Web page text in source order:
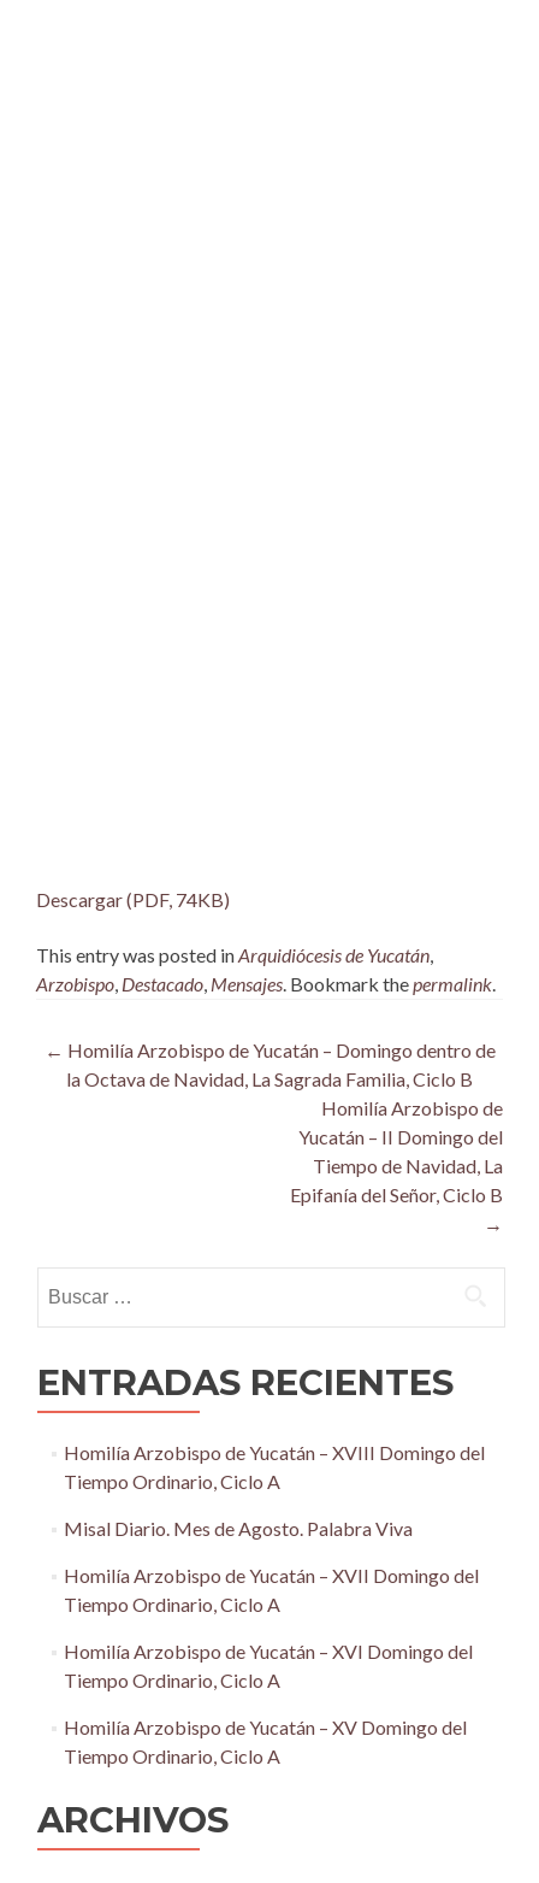
Descargar (PDF, 74KB)
This entry was posted inArquidiócesis de Yucatán
Arzobispo Destacado Mensajes . Bookmark the permalink
Post
navigation
← Homilía Arzobispo de Yucatán – Domingo dentro de
la Octava de Navidad, La Sagrada Familia, Ciclo B
Homilía Arzobispo de
Yucatán – II Domingo del
Tiempo de Navidad, La
Epifanía del Señor, Ciclo B
→
ENTRADAS RECIENTES
Homilía Arzobispo de Yucatán – XVIII Domingo del
Tiempo Ordinario, Ciclo A
Misal Diario. Mes de Agosto. Palabra Viva
Homilía Arzobispo de Yucatán – XVII Domingo del
Tiempo Ordinario, Ciclo A
Homilía Arzobispo de Yucatán – XVI Domingo del
Tiempo Ordinario, Ciclo A
Homilía Arzobispo de Yucatán – XV Domingo del
Tiempo Ordinario, Ciclo A
ARCHIVOS